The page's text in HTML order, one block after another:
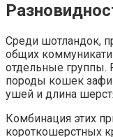
Среди шотландок,
общих
отдельные группы.
породы кошек
ушей и длина
Комбинация этих
короткошерстных